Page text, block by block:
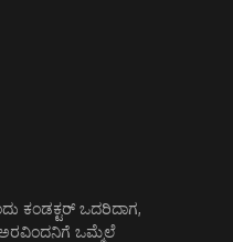
ಕಂಡಕ್ಟರ್ ಒದರಿದಾಗ,
ಅರವಿಂದನಿಗೆ ಒಮ್ಮೆಲೆ